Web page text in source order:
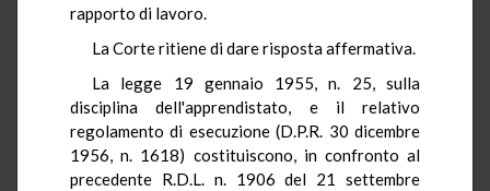
rapporto di lavoro.
La Corte ritiene di dare risposta affermativa.
La legge 19 gennaio 1955, n. 25, sulla
disciplina dell'apprendistato, e il relativo
regolamento di esecuzione (D.P.R. 30 dicembre
1956, n. 1618) costituiscono, in confronto al
precedente R.D.L. n. 1906 del 21 settembre